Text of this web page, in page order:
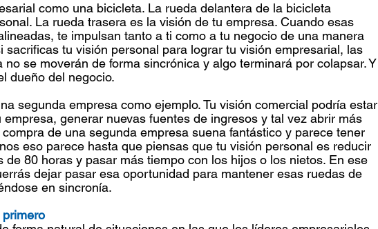
como una bicicleta. La rueda delantera de la bicicleta
La rueda trasera es la visión de tu empresa. Cuando esas
te impulsan tanto a ti como a tu negocio de una manera
sacrificas tu visión personal para lograr tu visión empresarial, las
no se moverán de forma sincrónica y algo terminará por colapsar. Y
dueño del negocio.
segunda empresa como ejemplo. Tu visión comercial podría estar
empresa, generar nuevas fuentes de ingresos y tal vez abrir más
de una segunda empresa suena fantástico y parece tener
eso parece hasta que piensas que tu visión personal es reducir
de 80 horas y pasar más tiempo con los hijos o los nietos. En ese
dejar pasar esa oportunidad para mantener esas ruedas de
en sincronía.